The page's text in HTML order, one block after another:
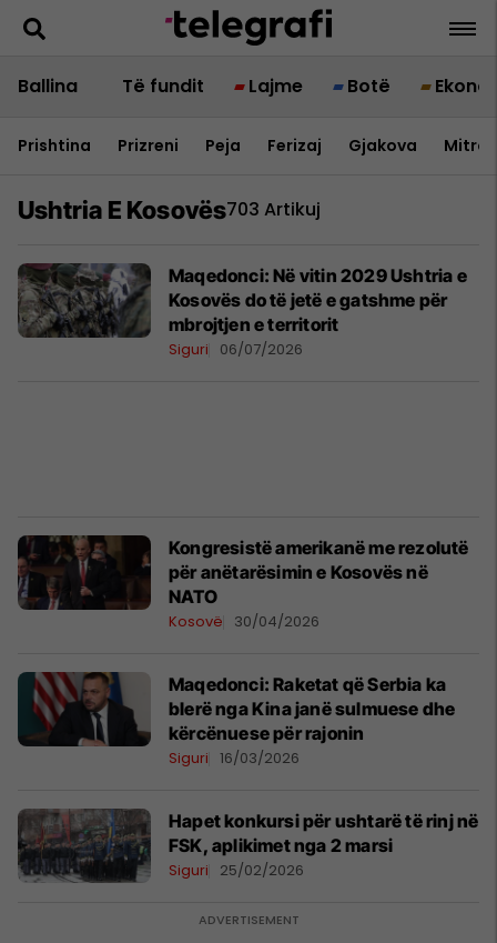
Ballina Të fundit Lajme Botë
Prishtina Prizreni Peja Ferizaj Gjakova
Ushtria E Kosovës703 Artikuj
Maqedonci: Në vitin 2029 Ushtria e
Kosovës do të jetë e gatshme për
mbrojtjen e territorit
Siguri 06/07/2026
Kongresistë amerikanë me rezolutë
për anëtarësimin e Kosovës në
NATO
Kosovë 30/04/2026
Maqedonci: Raketat që Serbia ka
blerë nga Kina janë sulmuese dhe
kërcënuese për rajonin
Siguri 16/03/2026
Hapet konkursi për ushtarë të rinj në
FSK, aplikimet nga 2 marsi
Siguri 25/02/2026